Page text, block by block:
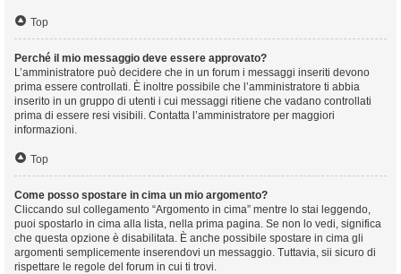
Top
Perché il mio messaggio deve essere approvato?
L’amministratore può decidere che in un forum i messaggi inseriti devono
prima essere controllati. È inoltre possibile che l’amministratore ti abbia
inserito in un gruppo di utenti i cui messaggi ritiene che vadano controllati
prima di essere resi visibili. Contatta l’amministratore per maggiori
informazioni.
Top
Come posso spostare in cima un mio argomento?
Cliccando sul collegamento “Argomento in cima” mentre lo stai leggendo,
puoi spostarlo in cima alla lista, nella prima pagina. Se non lo vedi, significa
che questa opzione è disabilitata. È anche possibile spostare in cima gli
argomenti semplicemente inserendovi un messaggio. Tuttavia, sii sicuro di
rispettare le regole del forum in cui ti trovi.